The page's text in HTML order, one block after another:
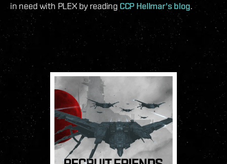
in need with PLEX by reading CCP Hellmar's blog.